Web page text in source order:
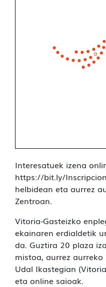
Interesatuek izena
https://bit.ly/
helbidean eta aurrez
Zentroan.
Vitoria-Gasteizko
ekainaren erdialdetik
da. Guztira 20 plaza
mistoa, aurrez
Udal Ikastegian
eta online saioak.